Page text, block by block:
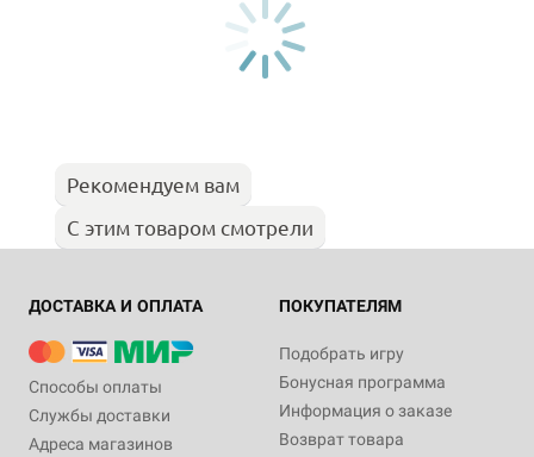
Рекомендуем вам
С этим товаром смотрели
ДОСТАВКА И ОПЛАТА
Способы оплаты
Службы доставки
Адреса магазинов
ПОКУПАТЕЛЯМ
Подобрать игру
Бонусная программа
Информация о заказе
Возврат товара